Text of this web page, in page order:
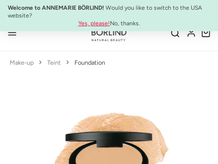
Zum Hauptinhalt springen
Welcome to ANNEMARIE BÖRLIND! Would you like to switch to the USA
website?
Yes, please!No, thanks.
10% Preisvorteil:Anti-Aging Sommer-Set
Make-up Teint Foundation